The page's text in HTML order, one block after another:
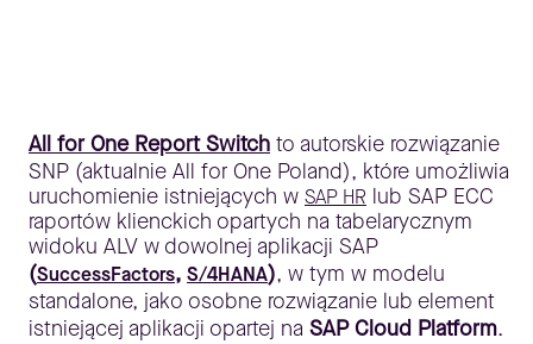
All for One Report Switch to autorskie rozwiązanie
SNP (aktualnie All for One Poland), które umożliwia
uruchomienie istniejących w SAP HR lub SAP ECC
raportów klienckich opartych na tabelarycznym
widoku ALV w dowolnej aplikacji SAP
(SuccessFactors, S/4HANA), w tym w modelu
standalone, jako osobne rozwiązanie lub element
istniejącej aplikacji opartej na SAP Cloud Platform.